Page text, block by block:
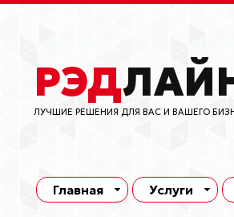
РЭД
ЛУЧШИЕ РЕШЕНИЯ ДЛЯ ВАС И ВАШЕГО
Главная Услуги